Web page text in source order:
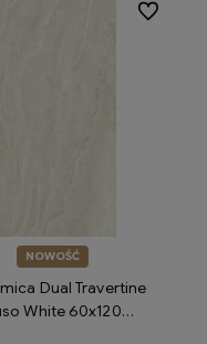
NOWOŚĆ
Dual Travertine
White 60x120
Do